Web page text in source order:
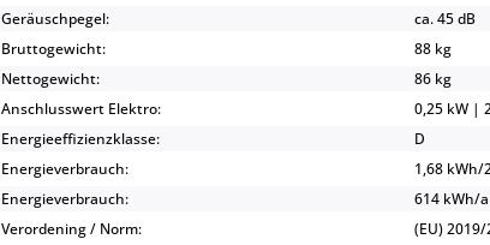
Geräuschpegel:
ca. 45 dB
Bruttogewicht:
88 kg
Nettogewicht:
86 kg
Anschlusswert Elektro:
0,25 kW |
Energieeffizienzklasse:
D
Energieverbrauch:
1,68 kWh/
Energieverbrauch:
614 kWh/
Verordening / Norm:
(EU)